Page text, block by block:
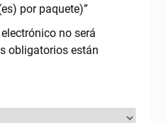
por paquete)”
no será
obligatorios están